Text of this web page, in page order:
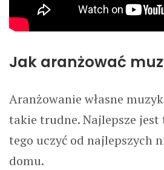
SAMPLE
JAK ZACZĄĆ
SPIS TREŚCI
KONTAKT
Jak aranżować
Aranżowanie własne
takie trudne. Najlepsze jest
tego uczyć od najlepszych
domu.